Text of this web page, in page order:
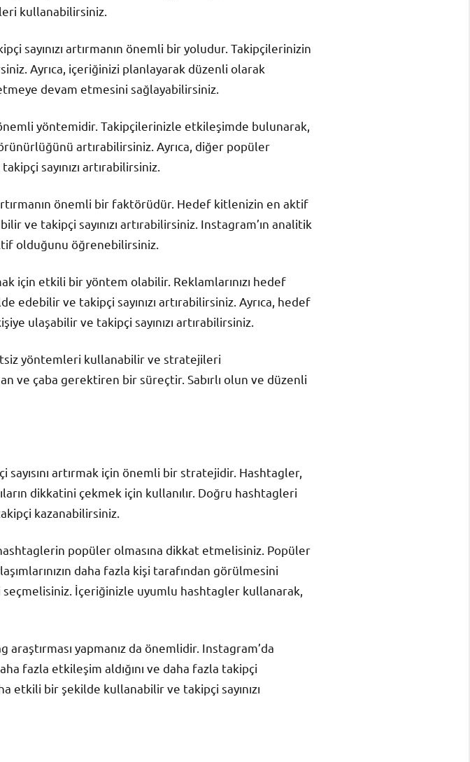
kullanabilirsiniz.
sayınızı artırmanın önemli bir yoludur. Takipçilerinizin
Ayrıca, içeriğinizi planlayarak düzenli olarak
devam etmesini sağlayabilirsiniz.
yöntemidir. Takipçilerinizle etkileşimde bulunarak,
artırabilirsiniz. Ayrıca, diğer popüler
sayınızı artırabilirsiniz.
önemli bir faktörüdür. Hedef kitlenizin en aktif
ve takipçi sayınızı artırabilirsiniz. Instagram’ın analitik
olduğunu öğrenebilirsiniz.
için etkili bir yöntem olabilir. Reklamlarınızı hedef
ve takipçi sayınızı artırabilirsiniz. Ayrıca, hedef
ulaşabilir ve takipçi sayınızı artırabilirsiniz.
yöntemleri kullanabilir ve stratejileri
ve çaba gerektiren bir süreçtir. Sabırlı olun ve düzenli
artırmak için önemli bir stratejidir. Hashtagler,
dikkatini çekmek için kullanılır. Doğru hashtagleri
kazanabilirsiniz.
popüler olmasına dikkat etmelisiniz. Popüler
daha fazla kişi tarafından görülmesini
İçeriğinizle uyumlu hashtagler kullanarak,
yapmanız da önemlidir. Instagram’da
fazla etkileşim aldığını ve daha fazla takipçi
etkili bir şekilde kullanabilir ve takipçi sayınızı